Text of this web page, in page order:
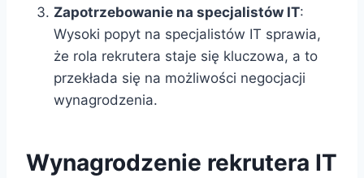
Zapotrzebowanie na specjalistów IT:
Wysoki popyt na specjalistów IT sprawia,
że rola rekrutera staje się kluczowa, a to
przekłada się na możliwości negocjacji
wynagrodzenia.
Wynagrodzenie rekrutera IT